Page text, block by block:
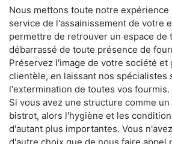
Nous mettons toute notre
service de l'assainissement de votre
permettre de retrouver un espace de
débarrassé de toute présence de
Préservez l'image de votre société et
clientèle, en laissant nos spécialistes
l'extermination de toutes vos fourmis.
Si vous avez une structure comme
bistrot, alors l'hygiène et les
d'autant plus importantes. Vous